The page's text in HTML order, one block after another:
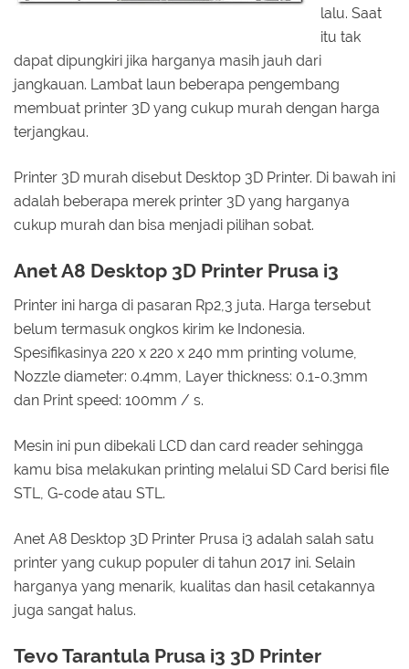
lalu. Saat
itu tak
dapat dipungkiri jika harganya masih jauh dari
jangkauan. Lambat laun beberapa pengembang
membuat printer 3D yang cukup murah dengan harga
terjangkau.
Printer 3D murah disebut Desktop 3D Printer. Di bawah ini
adalah beberapa merek printer 3D yang harganya
cukup murah dan bisa menjadi pilihan sobat.
Anet A8 Desktop 3D Printer Prusa i3
Printer ini harga di pasaran Rp2,3 juta. Harga tersebut
belum termasuk ongkos kirim ke Indonesia.
Spesifikasinya 220 x 220 x 240 mm printing volume,
Nozzle diameter: 0.4mm, Layer thickness: 0.1-0.3mm
dan Print speed: 100mm / s.
Mesin ini pun dibekali LCD dan card reader sehingga
kamu bisa melakukan printing melalui SD Card berisi file
STL, G-code atau STL.
Anet A8 Desktop 3D Printer Prusa i3 adalah salah satu
printer yang cukup populer di tahun 2017 ini. Selain
harganya yang menarik, kualitas dan hasil cetakannya
juga sangat halus.
Tevo Tarantula Prusa i3 3D Printer